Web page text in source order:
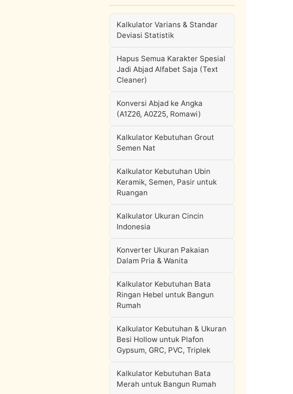
Kalkulator Varians & Standar
Deviasi Statistik
Hapus Semua Karakter Spesial
Jadi Abjad Alfabet Saja (Text
Cleaner)
Konversi Abjad ke Angka
(A1Z26, A0Z25, Romawi)
Kalkulator Kebutuhan Grout
Semen Nat
Kalkulator Kebutuhan Ubin
Keramik, Semen, Pasir untuk
Ruangan
Kalkulator Ukuran Cincin
Indonesia
Konverter Ukuran Pakaian
Dalam Pria & Wanita
Kalkulator Kebutuhan Bata
Ringan Hebel untuk Bangun
Rumah
Kalkulator Kebutuhan & Ukuran
Besi Hollow untuk Plafon
Gypsum, GRC, PVC, Triplek
Kalkulator Kebutuhan Bata
Merah untuk Bangun Rumah